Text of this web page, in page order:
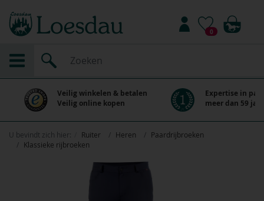
0
Veilig winkelen & betalen
Veilig online kopen
Expertise in
meer dan 59
U bevindt zich hier: Ruiter Heren
Paardrijbroeken
Klassieke rijbroeken